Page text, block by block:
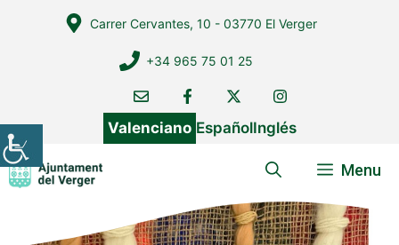
Carrer Cervantes, 10 - 03770 El Verger
+34 965 75 01 25
Valenciano EspañolInglés
Menu